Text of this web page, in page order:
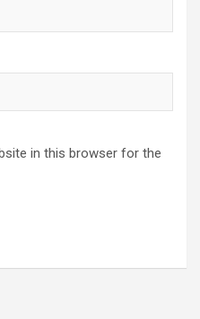
in this browser for the